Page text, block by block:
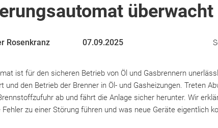
Rosenkranz 07.09.2025
ist für den sicheren Betrieb von Öl und Gasbrennern
und den Betrieb der Brenner in Öl- und Gasheizungen. Treten
ab und fährt die Anlage sicher herunter. Wir
zu einer Störung führen und was neue Geräte eigentlich